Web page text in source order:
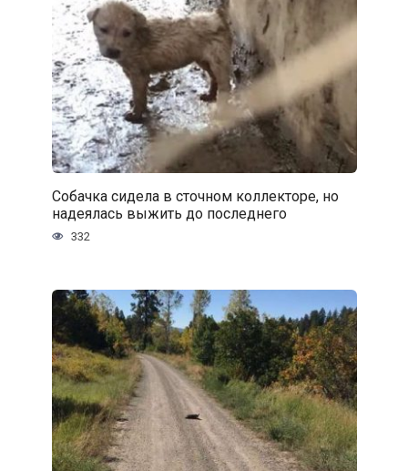
Собачка сидела в сточном коллекторе, но
надеялась выжить до последнего
332